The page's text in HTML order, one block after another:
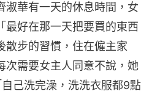
淑華有一天的休息時間，女
最好在那一天把要買的東西
散步的習慣，住在僱主家
次需要女主人同意不說，她
己洗完澡，洗洗衣服都9點